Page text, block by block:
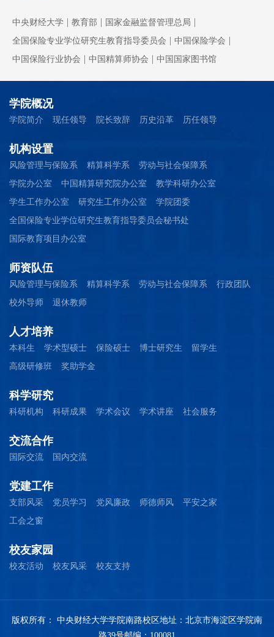
中央财经大学 | 教育部 | 国家金融监督管理总局 |
全国保险专业学位研究生教育指导委员会 | 中国保险学会 |
中国保险行业协会 | 中国精算师协会 | 中国国家图书馆
学院概况
学院简介 现任领导 院长致辞 历史沿革 历任领导
机构设置
风险管理与保险系 精算科学系
劳动与社会保障系
学院办公室
中国精算研究院办公室
教学科研办公室
学生工作办公室
研究生工作办公室
学院团委
全国保险专业学位研究生教育指导委员会秘书处
国际教育项目办公室
师资队伍
风险管理与保险系 精算科学系 劳动与社会保障系
行政团队
校外导师
退休教师
人才培养
本科生 学术型硕士 保险硕士 博士研究生
留学生
高级研修班
奖助学金
科学研究
科研机构 科研成果 学术会议 学术讲座 社会服务
交流合作
国际交流 国内交流
党建工作
支部风采 党员学习 党风廉政 师德师风
平安之家
工会之窗
校友家园
校友活动 校友风采 校友支持
版权所有： 中央财经大学学院南路校区地址：北京市海淀区学院南